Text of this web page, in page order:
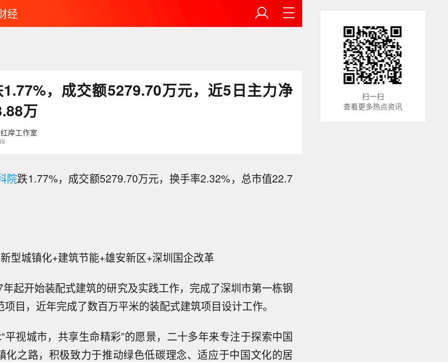
经
，成交额5279.70万元，近5日主力净
万
岸工作室
院跌1.77%，成交额5279.70万元，换手率2.32%，总市值22.7
型城镇化+建筑节能+雄安新区+深圳国企改革
起开始装配式建筑的研究及实践工作，完成了深圳市第一栋钢
目，近年完成了数百万平米的装配式建筑项目设计工作。
平视城市，共享生命精彩”的愿景，二十多年来专注于探索中国
化之路，积极致力于推动绿色低碳理念、适应于中国文化的居
扫一扫
查看更多热点资讯